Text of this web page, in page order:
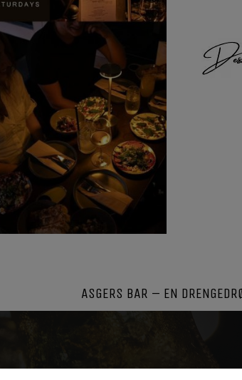
ASGERS BAR – EN